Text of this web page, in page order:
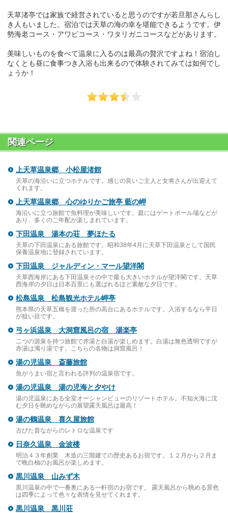
天草渚亭では家族で経営されていると思うのですが若旦那さんらし
き人もいました。宿泊では天草の海の幸を堪能できるようです。伊
勢海老コース・アワビコース・ワタリガニコースなどがあります。
美味しいものを食べて温泉に入るのは最高の贅沢ですよね！宿泊し
なくとも昼に食事つき入浴も出来るので体験されてみては如何でし
ょうか！
関連ページ
上天草温泉郷 小松屋渚館
天草の海沿いに立つホテルです。感じの良いご主人と女将さんが出迎えて
くれます。
上天草温泉郷 心のゆりかご旅亭 藍の岬
海沿いに立つ旅館で魚料理が美味しいです。庭にはゲートボール場などが
あり、多くのご年配が楽しまれています。
下田温泉 湯本の荘 夢ほたる
天草の下田温泉にある旅館です。昭和38年4月に天草下田温泉として国民
保養温泉地に登録されています。
下田温泉 ジャルディン・マール望洋閣
天草西海岸にある下田温泉その中で最も大きいホテルが望洋閣です。天草
西海岸の夕日は日本百景にも選ばれるほど素敵な夕日です。
松島温泉 松島観光ホテル岬亭
熊本県の天草五橋を渡った所の高台にあるホテルです。入浴するなら平日
が狙い目です。
弓ヶ浜温泉 大洞窟風呂の宿 湯楽亭
二つの源泉を持つ旅館で赤湯と白湯が楽しめます。白湯は無色透明ですが
赤湯は濁り湯です。こちらの名物は洞窟風呂！
湯の児温泉 斎藤旅館
魚がうまい宿と言われる評判の温泉宿です。
湯の児温泉 湯の児海と夕やけ
湯の児温泉にある全室オーシャンビューのリゾートホテル。不知火海に沈
む夕日を眺めながらの展望露天風呂は最高！
湯の鶴温泉 喜久屋旅館
古びた昔ながらのレトロな温泉です
日奈久温泉 金波楼
明治４３年創業 木造の三階建ての歴史あるお宿です。１２月から２月ま
で晩白柚のお風呂が楽しめます。
黒川温泉 山みず木
黒川温泉の中で一番奥にある一軒宿のお宿です。 露天風呂から眺める景色
は四季によって色々な表情を見せてくれます。
黒川温泉 黒川荘